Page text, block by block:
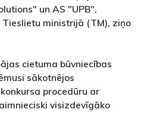
un AS "UPB",
ministrijā (TM), ziņo
cietuma būvniecības
sākotnējos
procedūru ar
visizdevīgāko